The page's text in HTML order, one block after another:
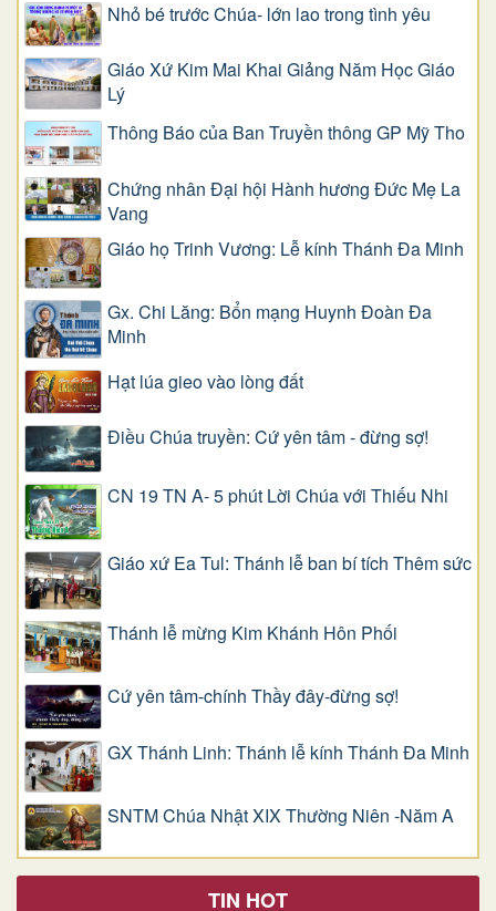
Nhỏ bé trước Chúa- lớn lao trong tình yêu
Giáo Xứ Kim Mai Khai Giảng Năm Học Giáo
Lý
Thông Báo của Ban Truyền thông GP Mỹ Tho
Chứng nhân Đại hội Hành hương Đức Mẹ La
Vang
Giáo họ Trinh Vương: Lễ kính Thánh Đa Minh
Gx. Chi Lăng: Bổn mạng Huynh Đoàn Đa
Minh
Hạt lúa gieo vào lòng đất
Điều Chúa truyền: Cứ yên tâm - đừng sợ!
CN 19 TN A- 5 phút Lời Chúa với Thiếu Nhi
Giáo xứ Ea Tul: Thánh lễ ban bí tích Thêm sức
Thánh lễ mừng Kim Khánh Hôn Phối
Cứ yên tâm-chính Thầy đây-đừng sợ!
GX Thánh Linh: Thánh lễ kính Thánh Đa Minh
SNTM Chúa Nhật XIX Thường Niên -Năm A
TIN HOT